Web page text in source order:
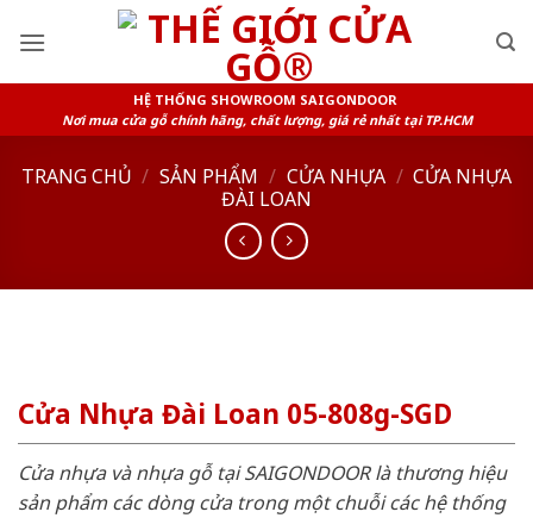
HỆ THỐNG SHOWROOM SAIGONDOOR
Nơi mua cửa gỗ chính hãng, chất lượng, giá rẻ nhất tại TP.HCM
TRANG CHỦ / SẢN PHẨM / CỬA NHỰA / CỬA NHỰA
ĐÀI LOAN
Cửa Nhựa Đài Loan 05-808g-SGD
Cửa nhựa và nhựa gỗ tại SAIGONDOOR là thương hiệu
sản phẩm các dòng cửa trong một chuỗi các hệ thống